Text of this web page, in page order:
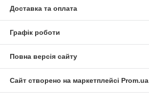
Доставка та оплата
Графік роботи
Повна версія сайту
Сайт створено на маркетплейсі Prom.ua